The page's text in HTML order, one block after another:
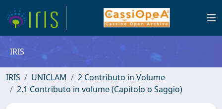
IRIS
IRIS UNICLAM
2 Contributo in Volume
2.1 Contributo in volume (Capitolo o Saggio)